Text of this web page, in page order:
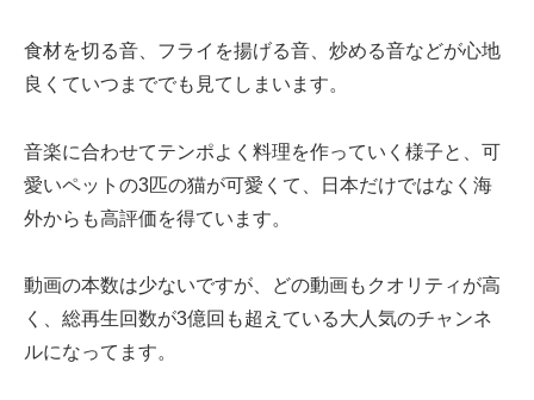
食材を切る音、フライを揚げる音、炒める音などが心地
良くていつまででも見てしまいます。
音楽に合わせてテンポよく料理を作っていく様子と、可
愛いペットの3匹の猫が可愛くて、日本だけではなく海
外からも高評価を得ています。
動画の本数は少ないですが、どの動画もクオリティが高
く、総再生回数が3億回も超えている大人気のチャンネ
ルになってます。